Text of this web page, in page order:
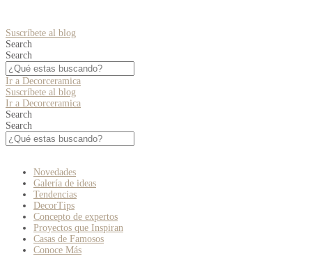
Suscríbete al blog
Search
Search
Ir a Decorceramica
Suscríbete al blog
Ir a Decorceramica
Search
Search
Novedades
Galería de ideas
Tendencias
DecorTips
Concepto de expertos
Proyectos que Inspiran
Casas de Famosos
Conoce Más